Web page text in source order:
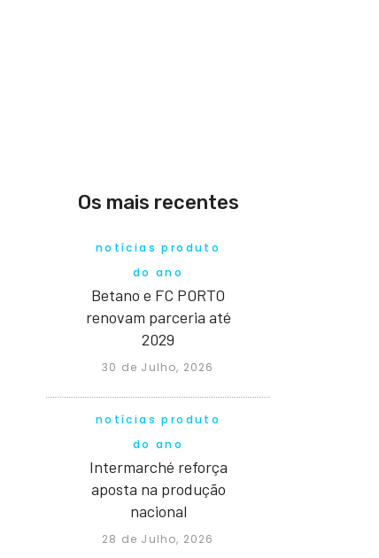
Os mais recentes
notícias produto
do ano
Betano e FC PORTO
renovam parceria até
2029
30 de Julho, 2026
notícias produto
do ano
Intermarché reforça
aposta na produção
nacional
28 de Julho, 2026